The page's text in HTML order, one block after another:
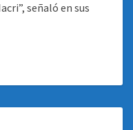
señaló en sus